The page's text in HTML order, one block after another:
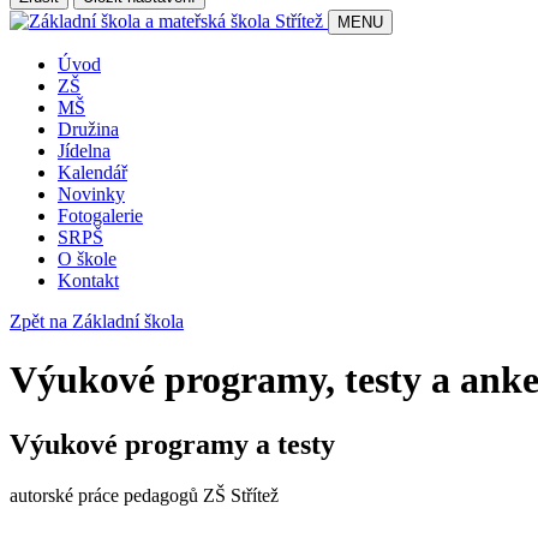
MENU
Úvod
ZŠ
MŠ
Družina
Jídelna
Kalendář
Novinky
Fotogalerie
SRPŠ
O škole
Kontakt
Zpět na Základní škola
Výukové programy, testy a
Výukové programy a testy
autorské práce pedagogů ZŠ Střítež